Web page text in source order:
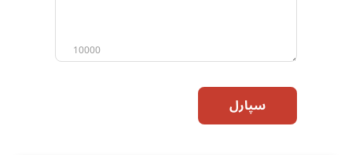
10000
سپارل